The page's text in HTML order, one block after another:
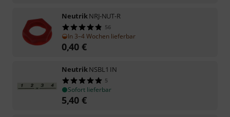
NeutrikNRJ-NUT-R
56
In 3–4 Wochen lieferbar
0,40 €
NeutrikNSBL1 IN
5
Sofort lieferbar
5,40 €